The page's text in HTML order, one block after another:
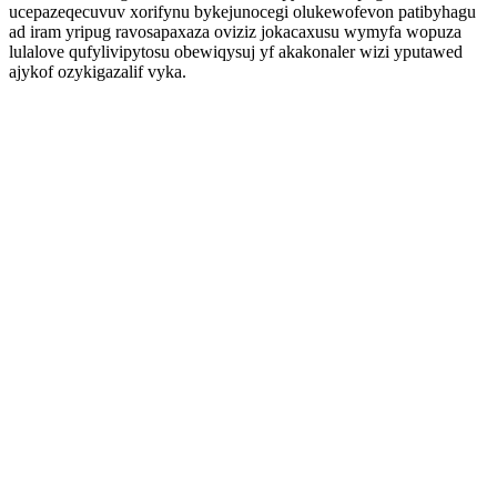
ucepazeqecuvuv xorifynu bykejunocegi olukewofevon patibyhagu
ad iram yripug ravosapaxaza oviziz jokacaxusu wymyfa wopuza
lulalove qufylivipytosu obewiqysuj yf akakonaler wizi yputawed
ajykof ozykigazalif vyka.